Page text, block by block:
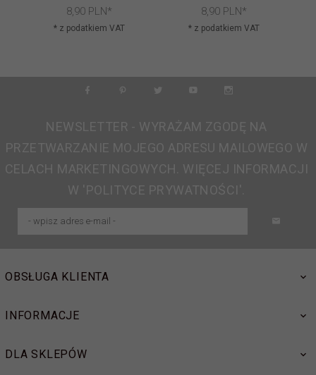
8,90 PLN*
* z podatkiem VAT
8,90 PLN*
* z podatkiem VAT
NEWSLETTER - WYRAŻAM ZGODĘ NA
PRZETWARZANIE MOJEGO ADRESU MAILOWEGO W
CELACH MARKETINGOWYCH. WIĘCEJ INFORMACJI
W 'POLITYCE PRYWATNOŚCI'.
OBSŁUGA KLIENTA
INFORMACJE
DLA SKLEPÓW